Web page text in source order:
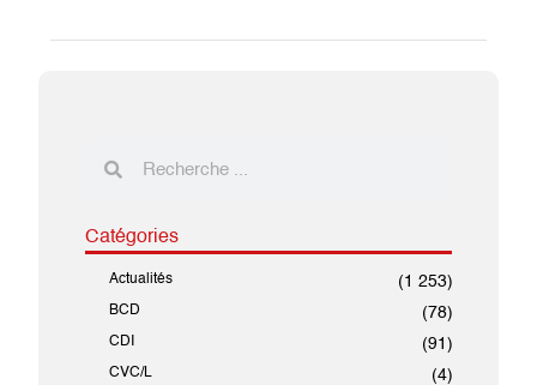
Catégories
Actualités (1 253)
BCD (78)
CDI (91)
CVC/L (4)